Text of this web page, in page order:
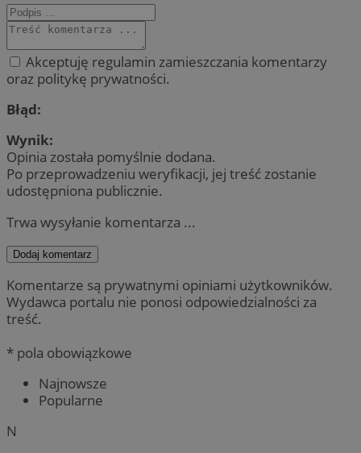
Akceptuję regulamin zamieszczania komentarzy
oraz politykę prywatności.
Błąd:
Wynik:
Opinia została pomyślnie dodana.
Po przeprowadzeniu weryfikacji, jej treść zostanie
udostępniona publicznie.
Trwa wysyłanie komentarza ...
Dodaj komentarz
Komentarze są prywatnymi opiniami użytkowników.
Wydawca portalu nie ponosi odpowiedzialności za
treść.
* pola obowiązkowe
Najnowsze
Popularne
N